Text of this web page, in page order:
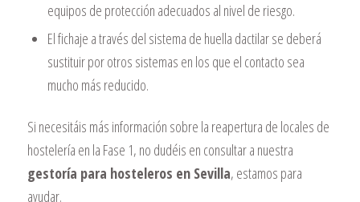
equipos de protección adecuados al nivel de riesgo.
El fichaje a través del sistema de huella dactilar se deberá
sustituir por otros sistemas en los que el contacto sea
mucho más reducido.
Si necesitáis más información sobre la reapertura de locales de
hostelería en la Fase 1, no dudéis en consultar a nuestra
gestoría para hosteleros en Sevilla, estamos para
ayudar.